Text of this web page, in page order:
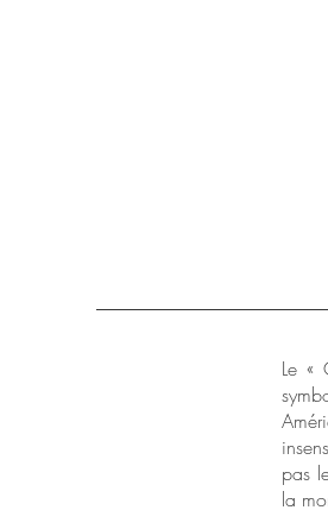
Le «
pas
la